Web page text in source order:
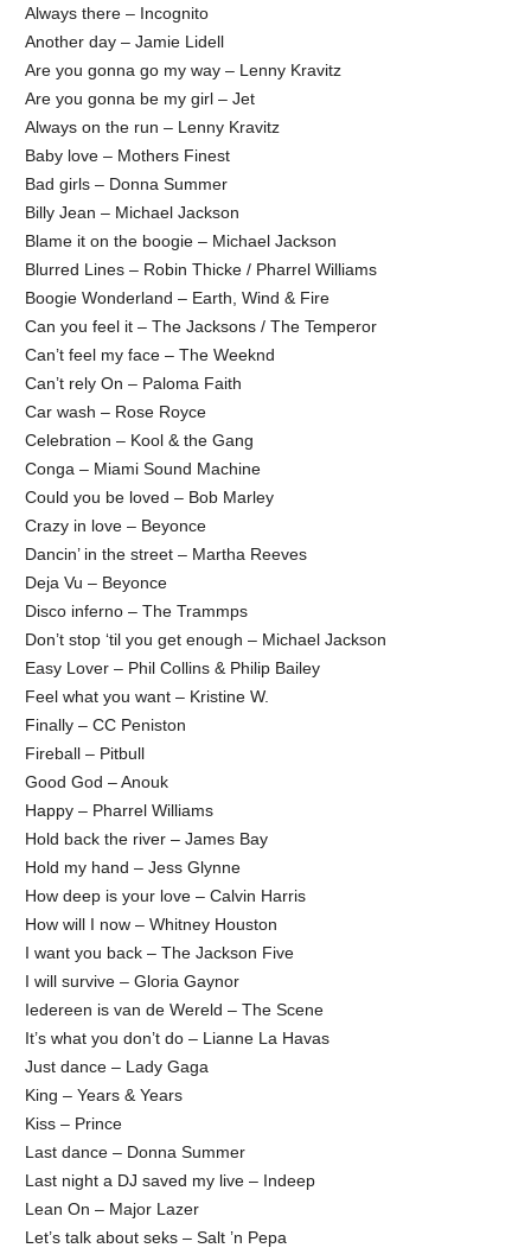
Always there – Incognito
Another day – Jamie Lidell
Are you gonna go my way – Lenny Kravitz
Are you gonna be my girl – Jet
Always on the run – Lenny Kravitz
Baby love – Mothers Finest
Bad girls – Donna Summer
Billy Jean – Michael Jackson
Blame it on the boogie – Michael Jackson
Blurred Lines – Robin Thicke / Pharrel Williams
Boogie Wonderland – Earth, Wind & Fire
Can you feel it – The Jacksons / The Temperor
Can’t feel my face – The Weeknd
Can’t rely On – Paloma Faith
Car wash – Rose Royce
Celebration – Kool & the Gang
Conga – Miami Sound Machine
Could you be loved – Bob Marley
Crazy in love – Beyonce
Dancin’ in the street – Martha Reeves
Deja Vu – Beyonce
Disco inferno – The Trammps
Don’t stop ‘til you get enough – Michael Jackson
Easy Lover – Phil Collins & Philip Bailey
Feel what you want – Kristine W.
Finally – CC Peniston
Fireball – Pitbull
Good God – Anouk
Happy – Pharrel Williams
Hold back the river – James Bay
Hold my hand – Jess Glynne
How deep is your love – Calvin Harris
How will I now – Whitney Houston
I want you back – The Jackson Five
I will survive – Gloria Gaynor
Iedereen is van de Wereld – The Scene
It’s what you don’t do – Lianne La Havas
Just dance – Lady Gaga
King – Years & Years
Kiss – Prince
Last dance – Donna Summer
Last night a DJ saved my live – Indeep
Lean On – Major Lazer
Let’s talk about seks – Salt ’n Pepa